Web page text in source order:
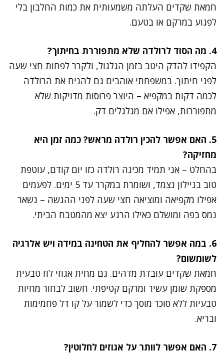
חמאת שקדים העלתה משמעותית את כמות החלבון בלי
לפגוע במרקם או בטעם.
4. מה הסוד לרולדה שלא מתפוררת בחיתוך?
הקפידו להדק היטב בזמן הגלגול, ולקרר לפחות חצי שעה
לפני חיתוך. במשפחתי אוהבים גם להניח את הרולדה
לכמה דקות במקפיא – היוצר פרוסות מדויקות שלא
מתפוררות, אפילו אם מגלגלים דק.
5. האם אפשר להכין רולדה מראש? כמה זמן היא
מחזיקה?
בהחלט – אני תמיד מכינה רולדה כזו יום קודם, עוטפת
טוב בניילון נצמד, ושומרת במקרר עד 5 ימים. לפעמים
אפילו מקפיאה ומוציאה חצי שעה לפני ההגשה – נשאר
נמס בפה ומושלם כאילו הרגע יצא מהמטבח הביתי.
6. במה אפשר להחליף את הטחינה במידה ויש אלרגיה
לשומשום?
חמאת שקדים עובדת מדהים. גם מחית אגוזי לוז טבעית
מספקת שומן עשיר ומרקם קטיפתי. חשוב לבחור מחיות
טבעיות ללא סוכר מוסך כדי לשמור על קו דל פחמימות
ובריא.
7. האם אפשר לוותר על אגוזים לחלוטין?